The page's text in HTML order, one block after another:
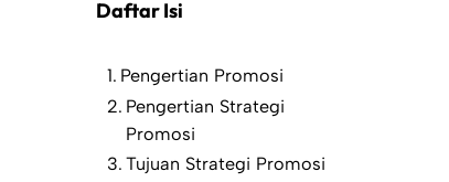
Daftar Isi
Pengertian Promosi
Pengertian Strategi
Promosi
Tujuan Strategi Promosi